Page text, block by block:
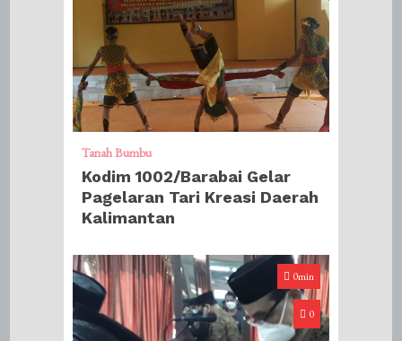
Tanah Bumbu
Kodim 1002/Barabai Gelar
Pagelaran Tari Kreasi Daerah
Kalimantan
0min
0